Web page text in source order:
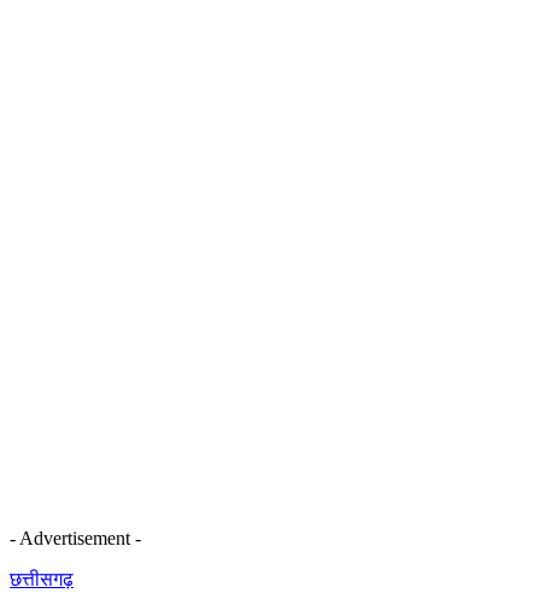
- Advertisement -
छत्तीसगढ़